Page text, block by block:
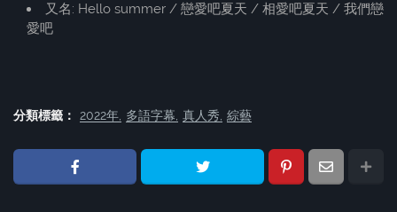
又名: Hello summer / 戀愛吧夏天 / 相愛吧夏天 / 我們戀
愛吧
分類標籤： 2022年 多語字幕 真人秀 綜藝